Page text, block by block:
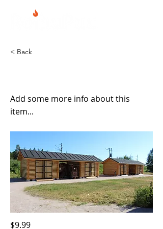
< Back
Add some more info about this
item...
$9.99